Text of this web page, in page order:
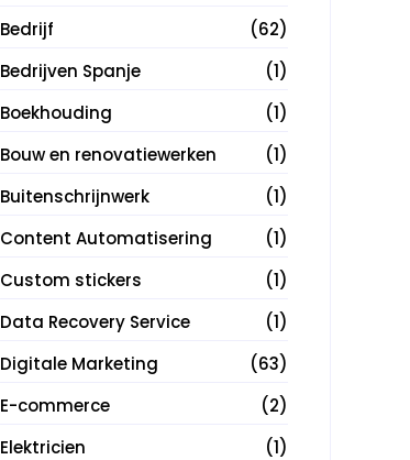
Bedrijf
(62)
Bedrijven Spanje
(1)
Boekhouding
(1)
Bouw en renovatiewerken
(1)
Buitenschrijnwerk
(1)
Content Automatisering
(1)
Custom stickers
(1)
Data Recovery Service
(1)
Digitale Marketing
(63)
E-commerce
(2)
Elektricien
(1)